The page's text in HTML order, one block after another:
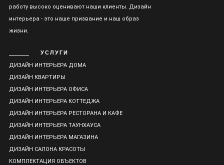
работу высоко оценивают наши клиенты. Дизайн
интерьера - это наше призвание и наш образ
жизни.
УСЛУГИ
ДИЗАЙН ИНТЕРЬЕРА ДОМА
ДИЗАЙН КВАРТИРЫ
ДИЗАЙН ИНТЕРЬЕРА ОФИСА
ДИЗАЙН ИНТЕРЬЕРА КОТТЕДЖА
ДИЗАЙН ИНТЕРЬЕРА РЕСТОРАНА И КАФЕ
ДИЗАЙН ИНТЕРЬЕРА ТАУНХАУСА
ДИЗАЙН ИНТЕРЬЕРА МАГАЗИНА
ДИЗАЙН САЛОНА КРАСОТЫ
КОМПЛЕКТАЦИЯ ОБЪЕКТОВ